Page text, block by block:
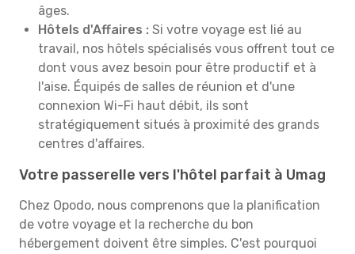
âges.
Hôtels d'Affaires : Si votre voyage est lié au
travail, nos hôtels spécialisés vous offrent tout ce
dont vous avez besoin pour être productif et à
l'aise. Équipés de salles de réunion et d'une
connexion Wi-Fi haut débit, ils sont
stratégiquement situés à proximité des grands
centres d'affaires.
Votre passerelle vers l'hôtel parfait à Umag
Chez Opodo, nous comprenons que la planification
de votre voyage et la recherche du bon
hébergement doivent être simples. C'est pourquoi